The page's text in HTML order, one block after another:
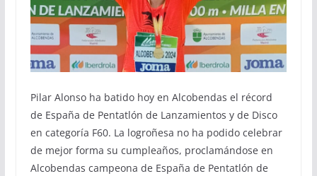
Pilar Alonso ha batido hoy en Alcobendas el récord
de España de Pentatlón de Lanzamientos y de Disco
en categoría F60. La logroñesa no ha podido celebrar
de mejor forma su cumpleaños, proclamándose en
Alcobendas campeona de España de Pentatlón de